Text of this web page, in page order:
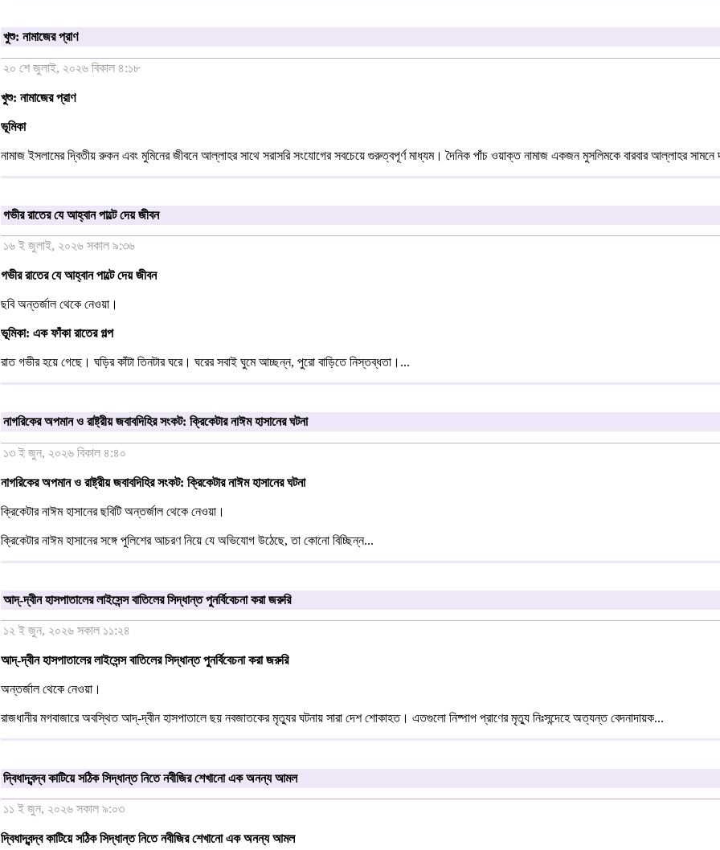
খুশু: নামাজের প্রাণ
২০ শে জুলাই, ২০২৬ বিকাল ৪:১৮
খুশু: নামাজের প্রাণ
ভূমিকা
নামাজ ইসলামের দ্বিতীয় রুকন এবং মুমিনের জীবনে আল্লাহর সাথে সরাসরি সংযোগের সবচেয়ে গুরুত্বপূর্ণ মাধ্যম। দৈনিক পাঁচ ওয়াক্ত নামাজ একজন মুসলিমকে বারবার আল্লাহর সামনে
গভীর রাতের যে আহ্বান পাল্টে দেয় জীবন
১৬ ই জুলাই, ২০২৬ সকাল ৯:৩৬
গভীর রাতের যে আহ্বান পাল্টে দেয় জীবন
ছবি অন্তর্জাল থেকে নেওয়া।
ভূমিকা: এক ফাঁকা রাতের গল্প
রাত গভীর হয়ে গেছে। ঘড়ির কাঁটা তিনটার ঘরে। ঘরের সবাই ঘুমে আচ্ছন্ন, পুরো বাড়িতে নিস্তব্ধতা।...
নাগরিকের অপমান ও রাষ্ট্রীয় জবাবদিহির সংকট: ক্রিকেটার নাঈম হাসানের ঘটনা
১৩ ই জুন, ২০২৬ বিকাল ৪:৪০
নাগরিকের অপমান ও রাষ্ট্রীয় জবাবদিহির সংকট: ক্রিকেটার নাঈম হাসানের ঘটনা
ক্রিকেটার নাঈম হাসানের ছবিটি অন্তর্জাল থেকে নেওয়া।
ক্রিকেটার নাঈম হাসানের সঙ্গে পুলিশের আচরণ নিয়ে যে অভিযোগ উঠেছে, তা কোনো বিচ্ছিন্ন...
আদ্-দ্বীন হাসপাতালের লাইসেন্স বাতিলের সিদ্ধান্ত পুনর্বিবেচনা করা জরুরি
১২ ই জুন, ২০২৬ সকাল ১১:২৪
আদ্-দ্বীন হাসপাতালের লাইসেন্স বাতিলের সিদ্ধান্ত পুনর্বিবেচনা করা জরুরি
অন্তর্জাল থেকে নেওয়া।
রাজধানীর মগবাজারে অবস্থিত আদ্-দ্বীন হাসপাতালে ছয় নবজাতকের মৃত্যুর ঘটনায় সারা দেশ শোকাহত। এতগুলো নিষ্পাপ প্রাণের মৃত্যু নিঃসন্দেহে অত্যন্ত বেদনাদায়ক...
দ্বিধাদ্বন্দ্ব কাটিয়ে সঠিক সিদ্ধান্ত নিতে নবীজির শেখানো এক অনন্য আমল
১১ ই জুন, ২০২৬ সকাল ৯:০৩
দ্বিধাদ্বন্দ্ব কাটিয়ে সঠিক সিদ্ধান্ত নিতে নবীজির শেখানো এক অনন্য আমল